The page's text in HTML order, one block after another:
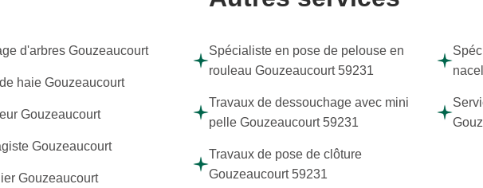
d'arbres Gouzeaucourt
haie Gouzeaucourt
Gouzeaucourt
Gouzeaucourt
Gouzeaucourt
Spécialiste en pose de pelouse en
rouleau Gouzeaucourt 59231
Travaux de dessouchage avec mini
pelle Gouzeaucourt 59231
Travaux de pose de clôture
Gouzeaucourt 59231